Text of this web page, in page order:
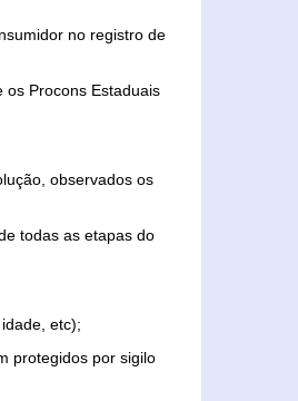
no registro de
os Procons Estaduais
observados os
todas as etapas do
etc);
protegidos por sigilo